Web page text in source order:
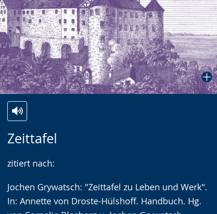
Zeittafel
zitiert nach:
Jochen Grywatsch: "Zeittafel zu Leben und Werk".
In: Annette von Droste-Hülshoff. Handbuch. Hg.
Leichten
wechseln.
Audio-
Video
Deutscher
Gebärdensprache
wird
angezeigt.